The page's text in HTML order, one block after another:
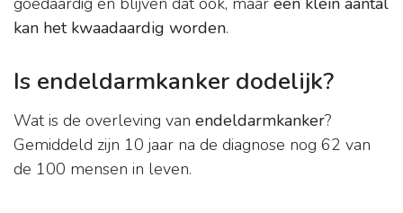
kan het kwaadaardig worden.
Is endeldarmkanker dodelijk?
Wat is de overleving van endeldarmkanker?
Gemiddeld zijn 10 jaar na de diagnose nog 62 van
de 100 mensen in leven.